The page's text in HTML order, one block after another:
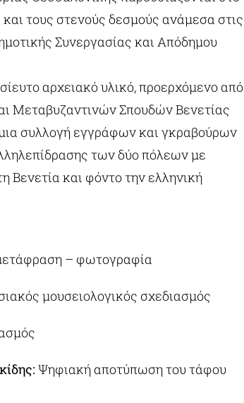
τους στενούς δεσμούς ανάμεσα στις
Συνεργασίας και Απόδημου
αρχειακό υλικό, προερχόμενο από
Μεταβυζαντινών Σπουδών Βενετίας
συλλογή εγγράφων και γκραβούρων
των δύο πόλεων με
Βενετία και φόντο την ελληνική
– φωτογραφία
μουσειολογικός σχεδιασμός
Ψηφιακή αποτύπωση του τάφου